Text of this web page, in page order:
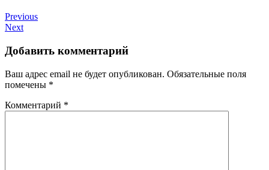
Previous
Next
Добавить комментарий
Ваш адрес email не будет опубликован. Обязательные поля
помечены *
Комментарий *